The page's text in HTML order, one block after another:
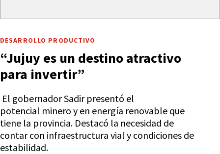
DESARROLLO PRODUCTIVO
“Jujuy es un destino atractivo
para invertir”
El gobernador Sadir presentó el
potencial minero y en energía renovable que
tiene la provincia. Destacó la necesidad de
contar con infraestructura vial y condiciones de
estabilidad.